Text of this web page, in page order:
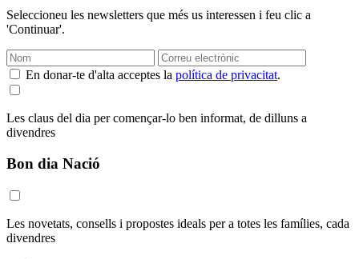
Seleccioneu les newsletters que més us interessen i feu clic a
'Continuar'.
En donar-te d'alta acceptes la política de privacitat.
Les claus del dia per començar-lo ben informat, de dilluns a
divendres
Bon dia Nació
Les novetats, consells i propostes ideals per a totes les famílies, cada
divendres